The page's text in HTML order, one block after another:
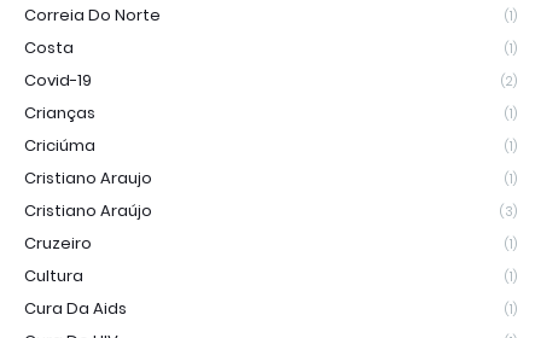
Correia Do Norte (1)
Costa (1)
Covid-19 (2)
Crianças (1)
Criciúma (1)
Cristiano Araujo (1)
Cristiano Araújo (3)
Cruzeiro (1)
Cultura (1)
Cura Da Aids (1)